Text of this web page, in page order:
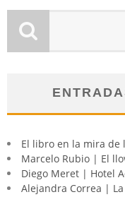
El libro en la mira de
Marcelo Rubio | El
Diego Meret | Hotel
Alejandra Correa |